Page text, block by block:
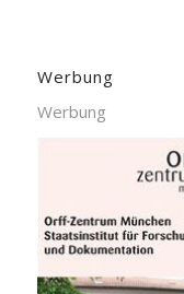
Werbung
Werbung